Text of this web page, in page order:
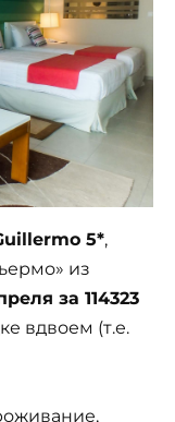
5*,
из
за 114323
вдвоем (т.е.